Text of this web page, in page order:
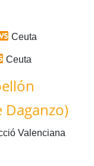
Ceuta
Ceuta
Valenciana